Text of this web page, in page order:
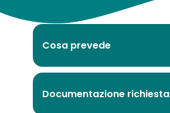
Cosa prevede
Documentazione richiesta